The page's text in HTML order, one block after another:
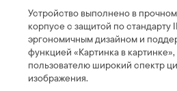
Устройство выполнено в
корпусе с защитой по стандарту
эргономичным дизайном и
функцией «Картинка в
пользователю широкий спектр
изображения.